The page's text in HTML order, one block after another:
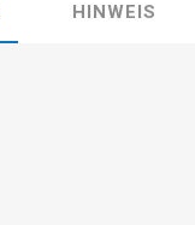
HINWEIS